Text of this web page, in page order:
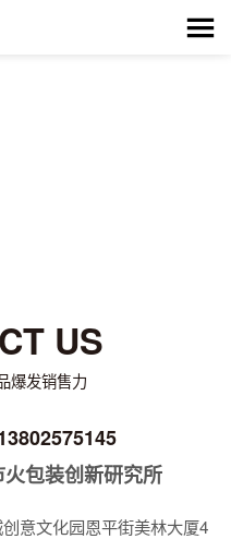
US
爆发销售力
包装创新研究所
意文化园恩平街美林大厦4